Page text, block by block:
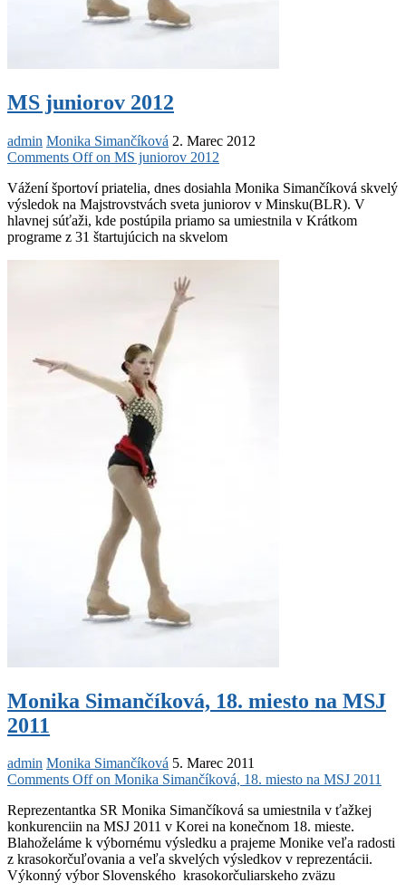
MS juniorov 2012
admin Monika Simančíková 2. Marec 2012
Comments Offon MS juniorov 2012
Vážení športoví priatelia, dnes dosiahla Monika Simančíková skvelý
výsledok na Majstrovstvách sveta juniorov v Minsku(BLR). V
hlavnej súťaži, kde postúpila priamo sa umiestnila v Krátkom
programe z 31 štartujúcich na skvelom
Monika Simančíková, 18. miesto na MSJ
2011
admin Monika Simančíková 5. Marec 2011
Comments Offon Monika Simančíková, 18. miesto na MSJ 2011
Reprezentantka SR Monika Simančíková sa umiestnila v ťažkej
konkurenciin na MSJ 2011 v Korei na konečnom 18. mieste.
Blahoželáme k výbornému výsledku a prajeme Monike veľa radosti
z krasokorčuľovania a veľa skvelých výsledkov v reprezentácii.
Výkonný výbor Slovenského krasokorčuliarskeho zväzu